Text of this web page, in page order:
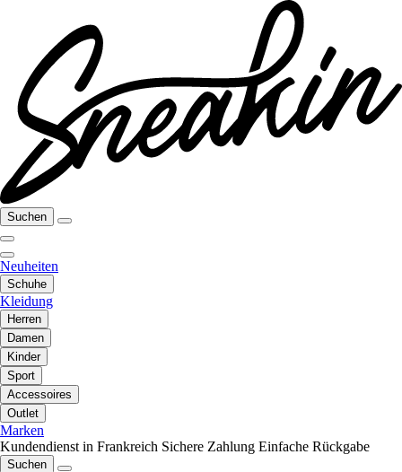
Suchen
Neuheiten
Schuhe
Kleidung
Herren
Damen
Kinder
Sport
Accessoires
Outlet
Marken
Kundendienst in Frankreich Sichere Zahlung Einfache Rückgabe
Suchen